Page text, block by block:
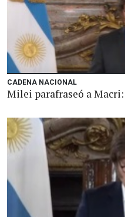
CADENA NACIONAL
Milei parafraseó a Macri: